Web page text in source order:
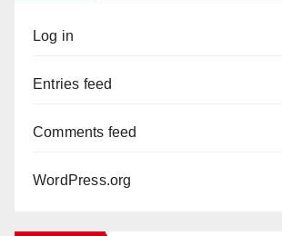
Log in
Entries feed
Comments feed
WordPress.org